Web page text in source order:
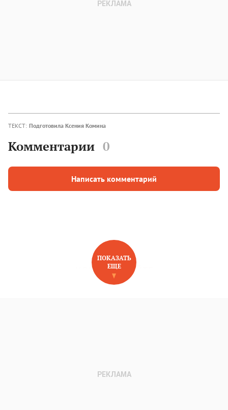
ТЕКСТ: Подготовила Ксения Комина
Комментарии 0
Написать комментарий
НОВОЕ НА САЙТЕ
ПОКАЗАТЬ
ЕЩЕ